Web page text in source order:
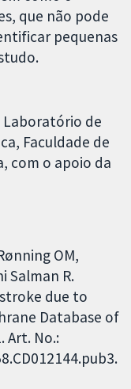
que não pode
pequenas
Laboratório de
Faculdade de
com o apoio da
OM,
Salman R.
due to
Database of
Art. No.: